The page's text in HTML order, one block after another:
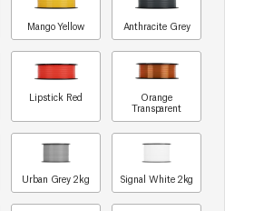
Mango Yellow Anthracite Grey
Lipstick Red
Orange
Transparent
Urban Grey 2kg Signal White 2kg